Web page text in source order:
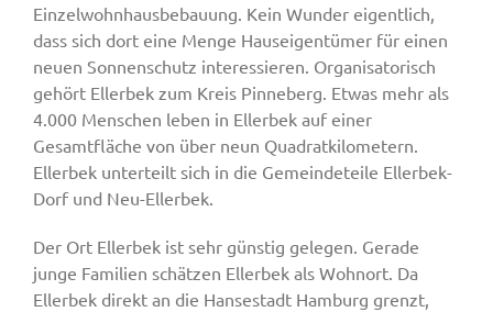
Einzelwohnhausbebauung. Kein Wunder eigentlich,
dass sich dort eine Menge Hauseigentümer für einen
neuen Sonnenschutz interessieren. Organisatorisch
gehört Ellerbek zum Kreis Pinneberg. Etwas mehr als
4.000 Menschen leben in Ellerbek auf einer
Gesamtfläche von über neun Quadratkilometern.
Ellerbek unterteilt sich in die Gemeindeteile Ellerbek-
Dorf und Neu-Ellerbek.
Der Ort Ellerbek ist sehr günstig gelegen. Gerade
junge Familien schätzen Ellerbek als Wohnort. Da
Ellerbek direkt an die Hansestadt Hamburg grenzt,